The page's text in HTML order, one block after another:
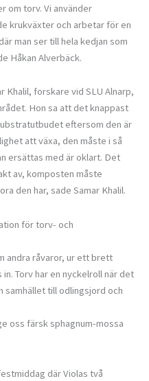
om torv. Vi använder
krukväxter och arbetar för en
man ser till hela kedjan som
Håkan Alverbäck.
forskare vid SLU Alnarp,
Hon sa att det knappast
eftersom den är
att växa, den måste i så
ersättas med är oklart. Det
av, komposten måste
den har, sade Samar Khalil.
för torv- och
andra råvaror, ur ett brett
Torv har en nyckelroll när det
till odlingsjord och
oss färsk sphagnum-mossa
där Violas två